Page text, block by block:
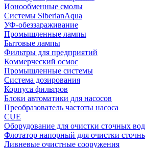
Ионообменные смолы
Системы SiberianAqua
УФ-обеззараживание
Промышленные лампы
Бытовые лампы
Фильтры для предприятий
Коммерческий осмос
Промышленные системы
Система дозирования
Корпуса фильтров
Блоки автоматики для насосов
Преобразователь частоты насоса
CUE
Оборудование для очистки сточных вод
Флотатор напорный для очистки
Ливневые очистные сооружения